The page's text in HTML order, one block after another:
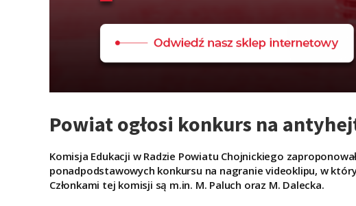
Powiat ogłosi konkurs na
Komisja Edukacji w Radzie Powiatu Chojnickiego
ponadpodstawowych konkursu na nagranie videoklipu, w
Członkami tej komisji są m.in. M. Paluch oraz M. Dalecka.